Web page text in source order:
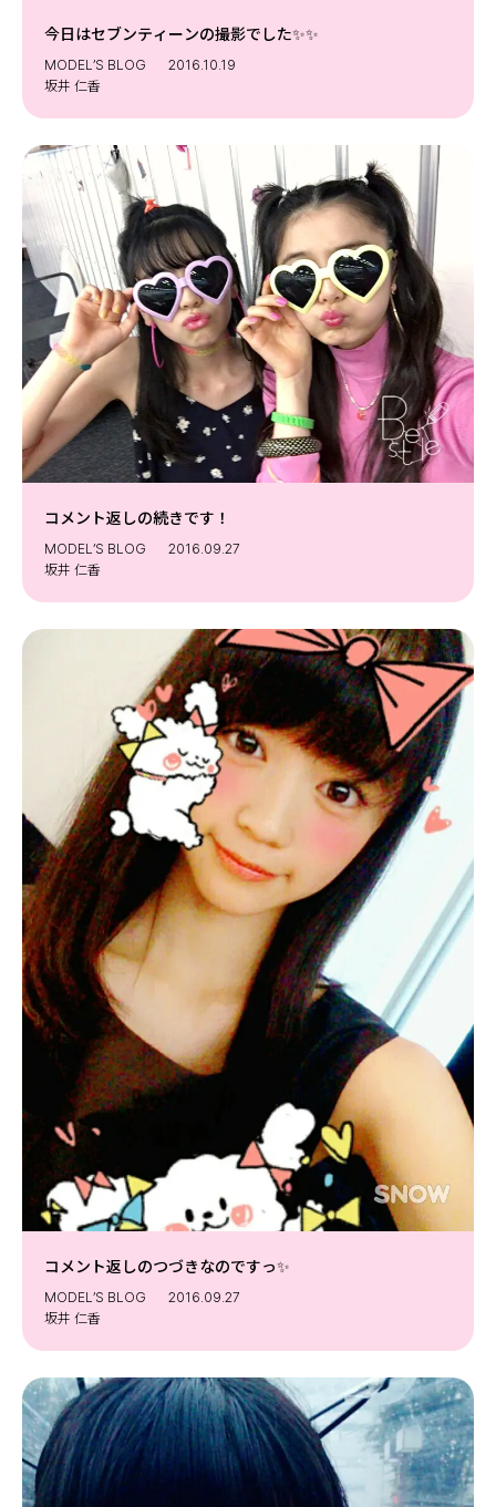
今日はセブンティーンの撮影でした✨✨
MODEL’S BLOG
2016.10.19
坂井 仁香
コメント返しの続きです！
MODEL’S BLOG
2016.09.27
坂井 仁香
コメント返しのつづきなのですっ✨
MODEL’S BLOG
2016.09.27
坂井 仁香